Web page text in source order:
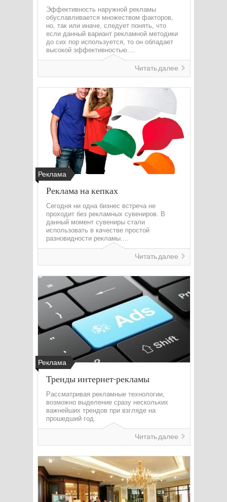
Эффективность наружной рекламы
обуславливается множеством факторов,
но, так или иначе, следует понять, что
если данный вариант рекламной методики
до сих пор используется, то он обладает
высокой эффективностью....
Читать далее
Реклама
Реклама на кепках
Сегодня ни одна бизнес встреча не
проходит без рекламных сувениров. В
данный момент сувениры стали
использовать в качестве простой
разновидности рекламы....
Читать далее
Реклама
Тренды интернет-рекламы
Рассматривая рекламные технологии,
возможно выделение сразу нескольких
важнейших трендов при взгляде на
прошедший год.
Читать далее